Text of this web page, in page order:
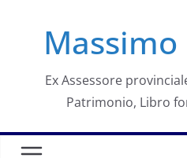
contenutoMassimo
Ex Assessore
Patrimonio, Libro